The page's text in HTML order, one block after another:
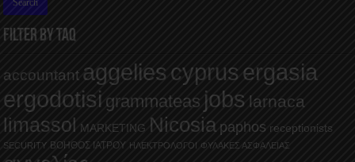
FILTER BY TAQ
accountant aggelies cyprusergasia
ergodotisi grammateas jobs larnaca
limassol MARKETING Nicosia paphos receptionists
SECURITY ΒΟΗΘΟΣ ΙΑΤΡΟΥ ΗΛΕΚΤΡΟΛΟΓΟΙ ΦΥΛΑΚΕΣ ΑΣΦΑΛΕΙΑΣ